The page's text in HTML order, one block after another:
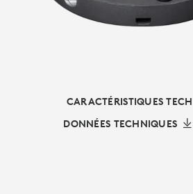
CARACTÉRISTIQUES
DONNÉES TECHNIQUES